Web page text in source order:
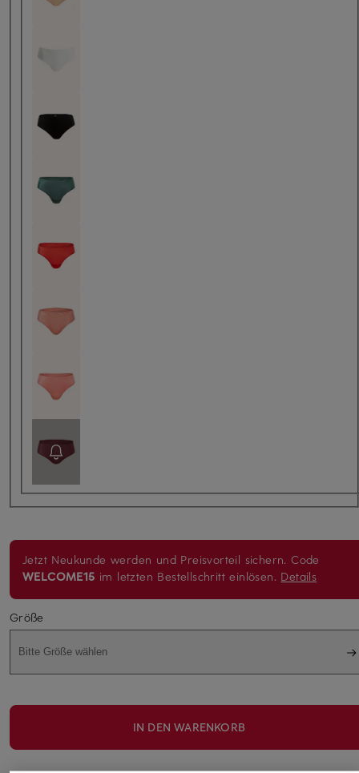
Jetzt Neukunde werden und Preisvorteil sichern. Code
WELCOME15 im letzten Bestellschritt einlösen. Details
Größe
Bitte Größe wählen
IN DEN WARENKORB